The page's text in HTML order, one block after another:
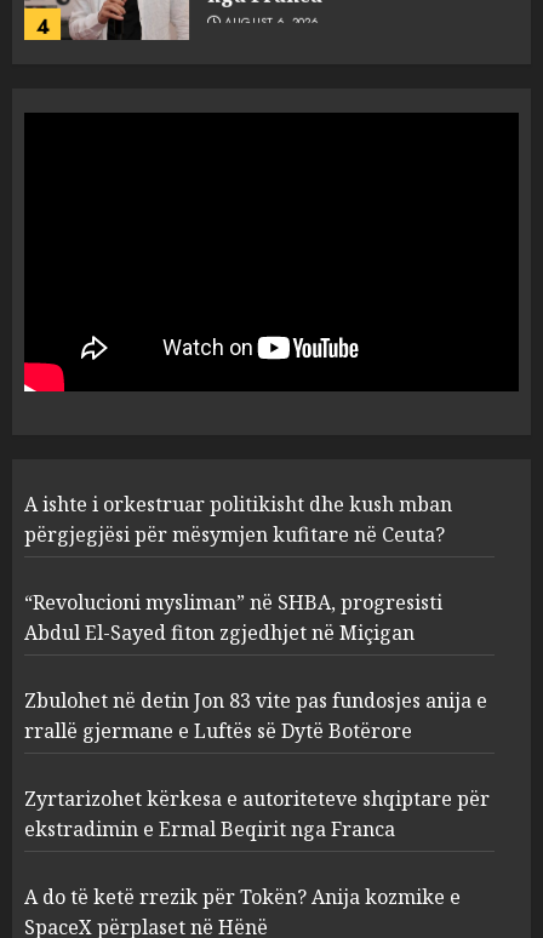
4 AUGUST 6, 2026
A do të ketë rrezik për Tokën?
1
për mësymjen kufitare në
Ceuta?
AUGUST 6, 2026
2
SHBA, progresisti Abdul El-
Sayed fiton zgjedhjet në
Miçigan
pas fundosjes anija e rrallë
gjermane e Luftës së Dytë
Botërore
Zyrtarizohet kërkesa e
autoriteteve shqiptare për
ekstradimin e Ermal Beqirit
A ishte i orkestruar politikisht dhe kush mban
përgjegjësi për mësymjen kufitare në Ceuta?
“Revolucioni mysliman” në SHBA, progresisti
Abdul El-Sayed fiton zgjedhjet në Miçigan
Zbulohet në detin Jon 83 vite pas fundosjes anija e
rrallë gjermane e Luftës së Dytë Botërore
Zyrtarizohet kërkesa e autoriteteve shqiptare për
ekstradimin e Ermal Beqirit nga Franca
A do të ketë rrezik për Tokën? Anija kozmike e
SpaceX përplaset në Hënë